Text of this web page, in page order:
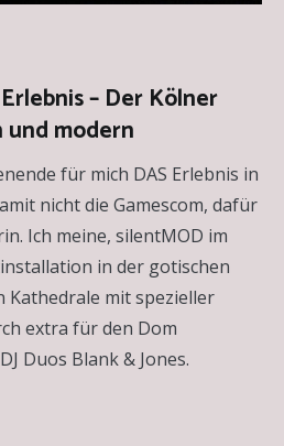
– Der Kölner
und modern
für mich DAS Erlebnis in
nicht die Gamescom, dafür
Ich meine, silentMOD im
in der gotischen
mit spezieller
extra für den Dom
Duos Blank & Jones.